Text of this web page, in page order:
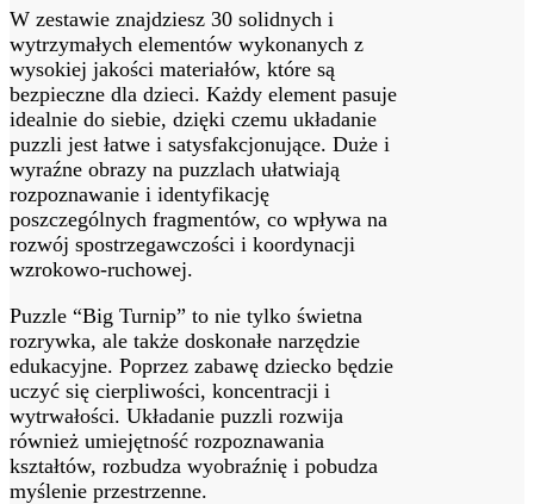
W zestawie znajdziesz 30 solidnych i
wytrzymałych elementów wykonanych z
wysokiej jakości materiałów, które są
bezpieczne dla dzieci. Każdy element pasuje
idealnie do siebie, dzięki czemu układanie
puzzli jest łatwe i satysfakcjonujące. Duże i
wyraźne obrazy na puzzlach ułatwiają
rozpoznawanie i identyfikację
poszczególnych fragmentów, co wpływa na
rozwój spostrzegawczości i koordynacji
wzrokowo-ruchowej.
Puzzle “Big Turnip” to nie tylko świetna
rozrywka, ale także doskonałe narzędzie
edukacyjne. Poprzez zabawę dziecko będzie
uczyć się cierpliwości, koncentracji i
wytrwałości. Układanie puzzli rozwija
również umiejętność rozpoznawania
kształtów, rozbudza wyobraźnię i pobudza
myślenie przestrzenne.